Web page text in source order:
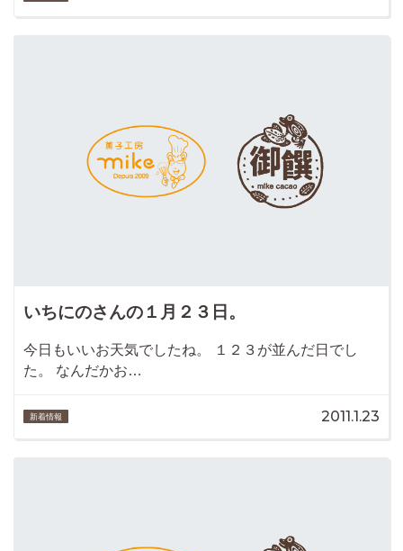
いちにのさんの１月２３日。
今日もいいお天気でしたね。 １２３が並んだ日でし
た。 なんだかお…
新着情報 2011.1.23